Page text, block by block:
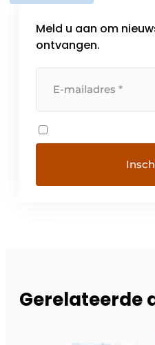
Meld u aan om
ontvangen.
Gerelateerde